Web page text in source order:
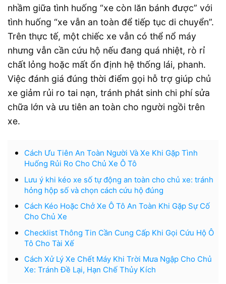
nhầm giữa tình huống “xe còn lăn bánh được” với
tình huống “xe vẫn an toàn để tiếp tục di chuyển”.
Trên thực tế, một chiếc xe vẫn có thể nổ máy
nhưng vẫn cần cứu hộ nếu đang quá nhiệt, rò rỉ
chất lỏng hoặc mất ổn định hệ thống lái, phanh.
Việc đánh giá đúng thời điểm gọi hỗ trợ giúp chủ
xe giảm rủi ro tai nạn, tránh phát sinh chi phí sửa
chữa lớn và ưu tiên an toàn cho người ngồi trên
xe.
Cách Ưu Tiên An Toàn Người Và Xe Khi Gặp Tình
Huống Rủi Ro Cho Chủ Xe Ô Tô
Lưu ý khi kéo xe số tự động an toàn cho chủ xe: tránh
hỏng hộp số và chọn cách cứu hộ đúng
Cách Kéo Hoặc Chở Xe Ô Tô An Toàn Khi Gặp Sự Cố
Cho Chủ Xe
Checklist Thông Tin Cần Cung Cấp Khi Gọi Cứu Hộ Ô
Tô Cho Tài Xế
Cách Xử Lý Xe Chết Máy Khi Trời Mưa Ngập Cho Chủ
Xe: Tránh Đề Lại, Hạn Chế Thủy Kích